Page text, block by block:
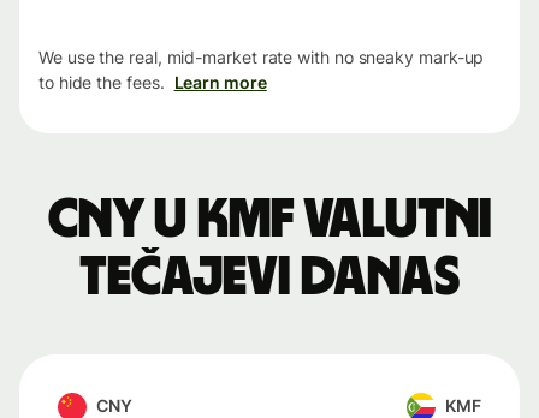
We use the real, mid-market rate with no sneaky mark-up
to hide the fees. Learn more
CNY u KMF valutni
tečajevi danas
CNY KMF